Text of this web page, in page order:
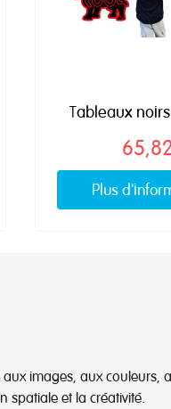
Tableaux
Plus
images, aux
spatiale et la créativité.